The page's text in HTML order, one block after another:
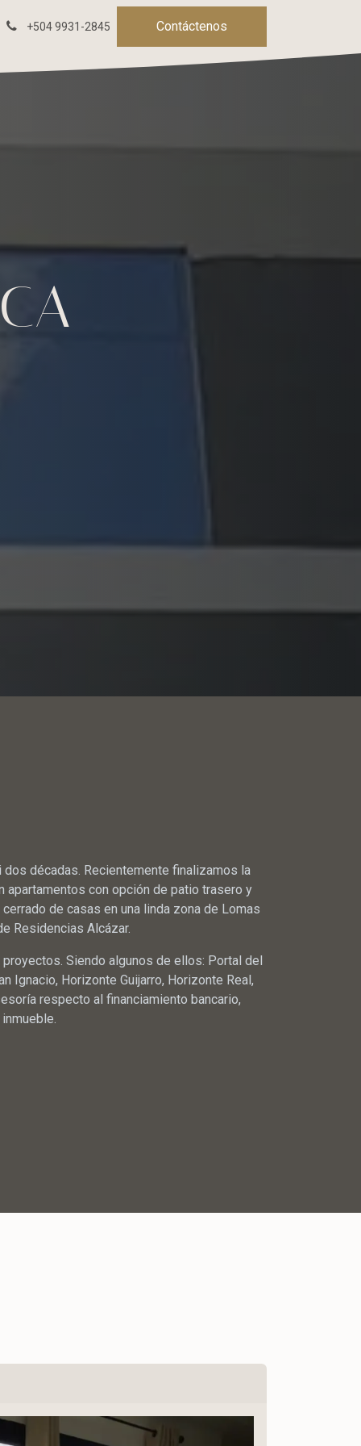
+504 9931-2845 Contáctenos
décadas. Recientemente finalizamos la
apartamentos con opción de patio trasero y
de casas en una linda zona de Lomas
Residencias Alcázar.
Siendo algunos de ellos: Portal del
Ignacio, Horizonte Guijarro, Horizonte Real,
respecto al financiamiento bancario,